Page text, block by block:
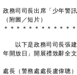
政務司司長出席「少年警
（附圖／短片）
＊ ＊ ＊ ＊ ＊ ＊ ＊ ＊ ＊ ＊ ＊ ＊
以下是政務司司長張建
年開放日」開展禮致辭全文
處長（警務處處長盧偉聰